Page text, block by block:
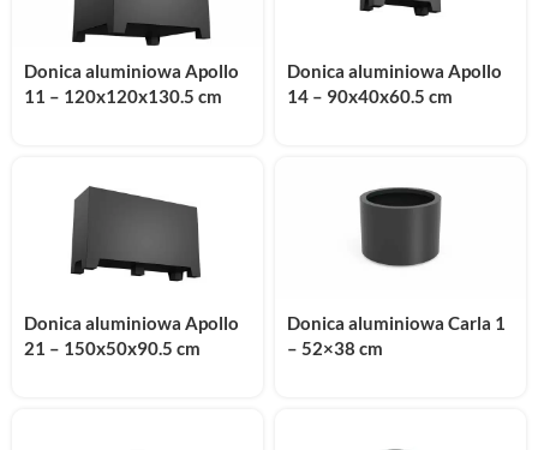
Donica aluminiowa Apollo
11 – 120x120x130.5 cm
Donica aluminiowa Apollo
14 – 90x40x60.5 cm
Donica aluminiowa Apollo
21 – 150x50x90.5 cm
Donica aluminiowa Carla 1
– 52×38 cm